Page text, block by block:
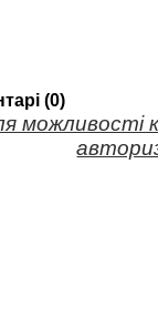
(0)
можливості